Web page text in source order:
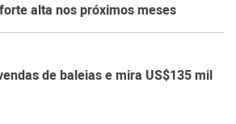
alta nos próximos meses
de baleias e mira US$135 mil